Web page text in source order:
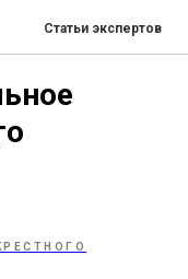
Статьи экспертов